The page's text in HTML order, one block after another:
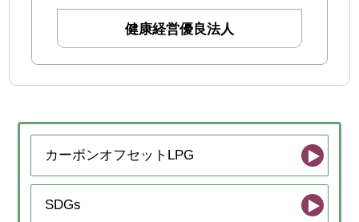
ガス（火・お湯）が出ないとき
機器の故障時
新製品・キャンペーン
お知らせ
健康経営優良法人
カーボンオフセットLPG
SDGs